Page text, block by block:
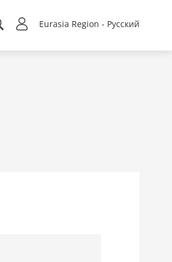
Eurasia Region - Русский